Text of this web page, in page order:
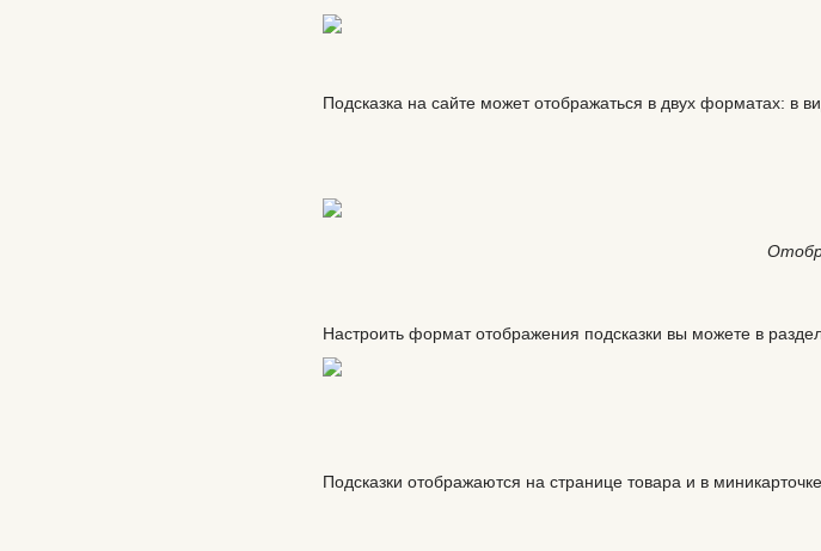
Подсказка на сайте может отображаться в двух форматах: в
Настроить формат отображения подсказки вы можете в
Подсказки отображаются на странице товара и в